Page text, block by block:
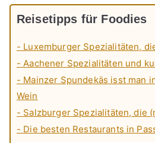
Reisetipps für Foodies
- Luxemburger Spezialitäten,
- Aachener Spezialitäten und
- Mainzer Spundekäs isst man
Wein
- Salzburger Spezialitäten, die
- Die besten Restaurants in